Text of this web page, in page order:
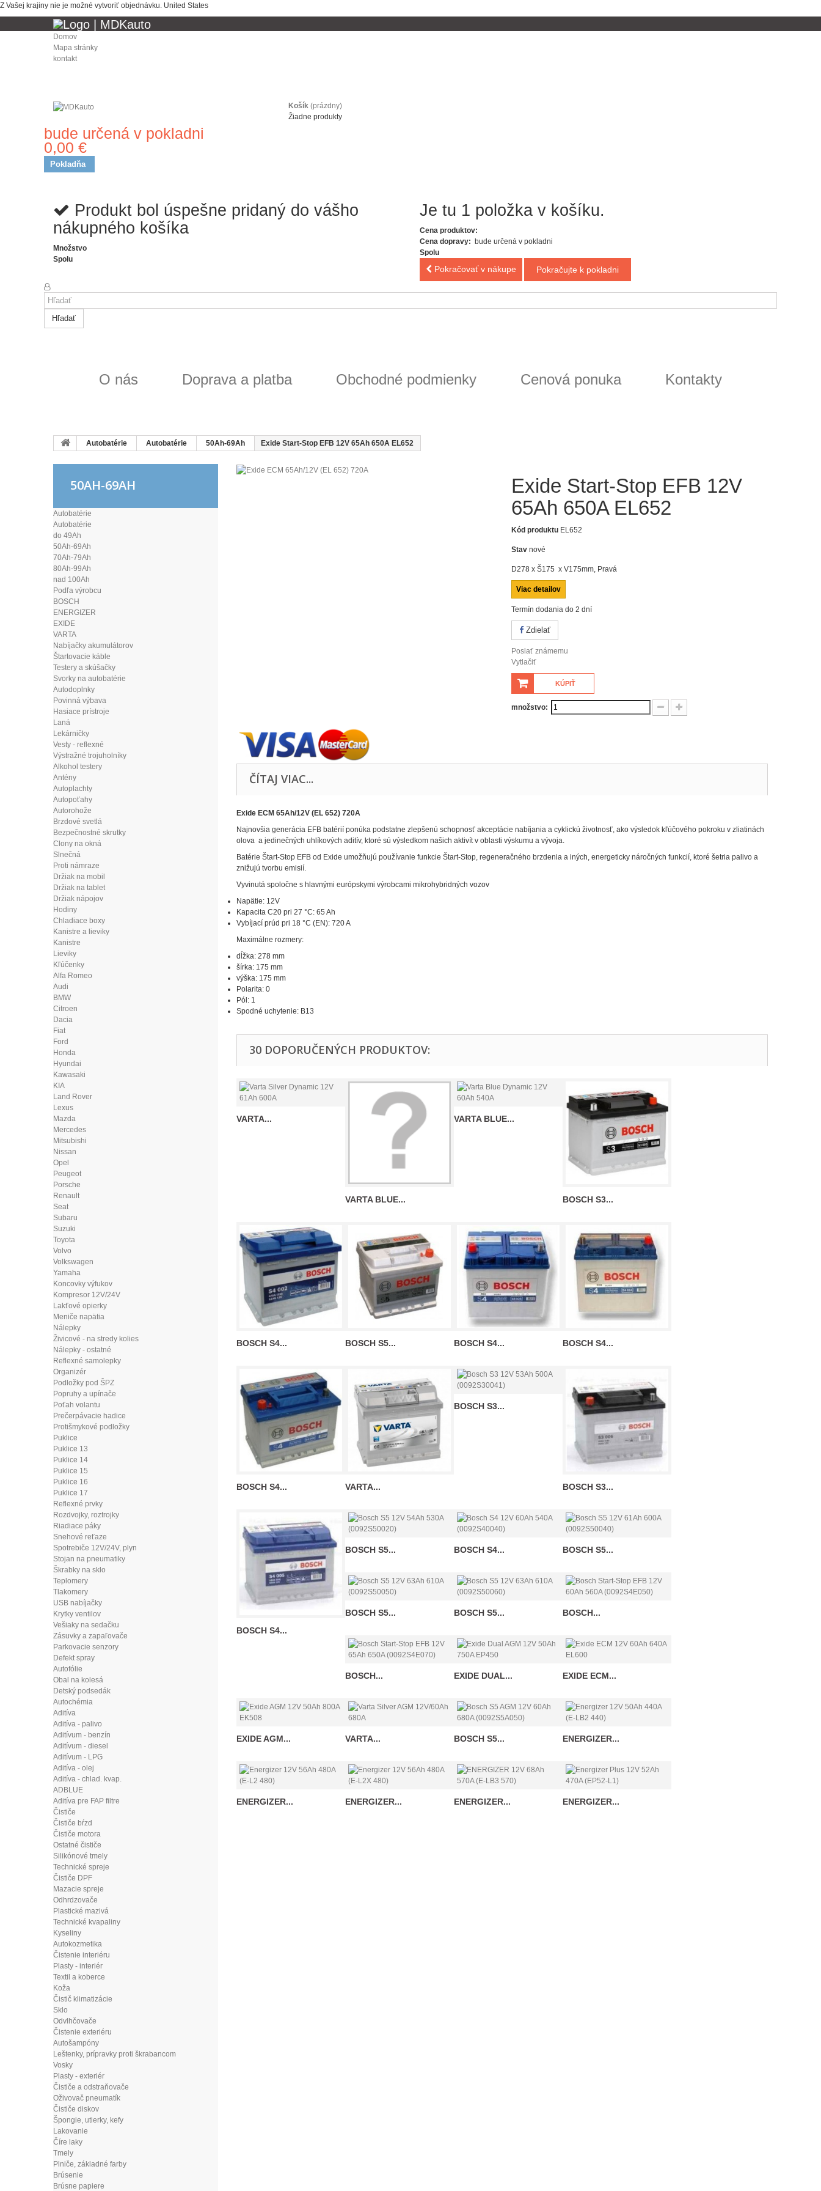
Z Vašej krajiny nie je možné vytvoriť objednávku. United States
Domov
Mapa stránky
kontakt
Košík (prázdny)
Žiadne produkty
bude určená v pokladni
0,00 €
Pokladňa
Produkt bol úspešne pridaný do vášho
nákupného košíka
Množstvo
Spolu
Je tu 1 položka v košíku.
Cena produktov:
Cena dopravy: bude určená v pokladni
Spolu
Pokračovať v nákupe Pokračujte k pokladni
Hľadať
O nás Doprava a platba Obchodné podmienky Cenová ponuka Kontakty
Autobatérie Autobatérie 50Ah-69Ah Exide Start-Stop EFB 12V 65Ah 650A EL652
50AH-69AH
Autobatérie
Autobatérie
do 49Ah
50Ah-69Ah
70Ah-79Ah
80Ah-99Ah
nad 100Ah
Podľa výrobcu
BOSCH
ENERGIZER
EXIDE
VARTA
Nabíjačky akumulátorov
Štartovacie káble
Testery a skúšačky
Svorky na autobatérie
Autodoplnky
Povinná výbava
Hasiace prístroje
Laná
Lekárničky
Vesty - reflexné
Výstražné trojuholníky
Alkohol testery
Antény
Autoplachty
Autopoťahy
Autorohože
Brzdové svetlá
Bezpečnostné skrutky
Clony na okná
Slnečná
Proti námraze
Držiak na mobil
Držiak na tablet
Držiak nápojov
Hodiny
Chladiace boxy
Kanistre a lieviky
Kanistre
Lieviky
Kľúčenky
Alfa Romeo
Audi
BMW
Citroen
Dacia
Fiat
Ford
Honda
Hyundai
Kawasaki
KIA
Land Rover
Lexus
Mazda
Mercedes
Mitsubishi
Nissan
Opel
Peugeot
Porsche
Renault
Seat
Subaru
Suzuki
Toyota
Volvo
Volkswagen
Yamaha
Koncovky výfukov
Kompresor 12V/24V
Lakťové opierky
Meniče napätia
Nálepky
Živicové - na stredy kolies
Nálepky - ostatné
Reflexné samolepky
Organizér
Podložky pod ŠPZ
Popruhy a upínače
Poťah volantu
Prečerpávacie hadice
Protišmykové podložky
Puklice
Puklice 13
Puklice 14
Puklice 15
Puklice 16
Puklice 17
Reflexné prvky
Rozdvojky, roztrojky
Riadiace páky
Snehové reťaze
Spotrebiče 12V/24V, plyn
Stojan na pneumatiky
Škrabky na sklo
Teplomery
Tlakomery
USB nabíjačky
Krytky ventilov
Vešiaky na sedačku
Zásuvky a zapaľovače
Parkovacie senzory
Defekt spray
Autofólie
Obal na kolesá
Detský podsedák
Autochémia
Aditíva
Aditíva - palivo
Aditívum - benzín
Aditívum - diesel
Aditívum - LPG
Aditíva - olej
Aditíva - chlad. kvap.
ADBLUE
Aditíva pre FAP filtre
Čističe
Čističe bŕzd
Čističe motora
Ostatné čističe
Silikónové tmely
Technické spreje
Čističe DPF
Mazacie spreje
Odhrdzovače
Plastické mazivá
Technické kvapaliny
Kyseliny
Autokozmetika
Čistenie interiéru
Plasty - interiér
Textil a koberce
Koža
Čistič klimatizácie
Sklo
Odvlhčovače
Čistenie exteriéru
Autošampóny
Leštenky, prípravky proti škrabancom
Vosky
Plasty - exteriér
Čističe a odstraňovače
Oživovač pneumatík
Čističe diskov
Špongie, utierky, kefy
Lakovanie
Číre laky
Tmely
Plniče, základné farby
Brúsenie
Brúsne papiere
Exide Start-Stop EFB 12V
65Ah 650A EL652
Kód produktu EL652
Stav nové
D278 x Š175 x V175mm, Pravá
Viac detailov
Termín dodania do 2 dní
Zdielať
Poslať známemu
Vytlačiť
KÚPIŤ
množstvo:
ČÍTAJ VIAC...
Exide ECM 65Ah/12V (EL 652) 720A
Najnovšia generácia EFB batérií ponúka podstatne zlepšenú schopnosť akceptácie nabíjania a cyklickú životnosť, ako výsledok kľúčového pokroku v zliatinách
olova a jedinečných uhlíkových aditív, ktoré sú výsledkom našich aktivít v oblasti výskumu a vývoja.
Batérie Štart-Stop EFB od Exide umožňujú používanie funkcie Štart-Stop, regeneračného brzdenia a iných, energeticky náročných funkcií, ktoré šetria palivo a
znižujú tvorbu emisií.
Vyvinutá spoločne s hlavnými európskymi výrobcami mikrohybridných vozov
Napätie: 12V
Kapacita C20 pri 27 °C: 65 Ah
Vybíjací prúd pri 18 °C (EN): 720 A
Maximálne rozmery:
dĺžka: 278 mm
šírka: 175 mm
výška: 175 mm
Polarita: 0
Pól: 1
Spodné uchytenie: B13
30 DOPORUČENÝCH PRODUKTOV:
VARTA...
VARTA BLUE...
VARTA BLUE...
BOSCH S3...
BOSCH S4... BOSCH S5... BOSCH S4... BOSCH S4...
BOSCH S4... VARTA...
BOSCH S3...
BOSCH S3...
BOSCH S4...
BOSCH S5... BOSCH S4... BOSCH S5...
BOSCH S5... BOSCH S5... BOSCH...
BOSCH... EXIDE DUAL... EXIDE ECM...
EXIDE AGM... VARTA... BOSCH S5... ENERGIZER...
ENERGIZER... ENERGIZER... ENERGIZER... ENERGIZER...